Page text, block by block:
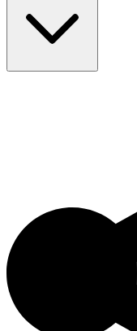
推奨される検査: 耳の
寿命: 12〜16年
世界中で人気のある猫
発見されたこの猫は、